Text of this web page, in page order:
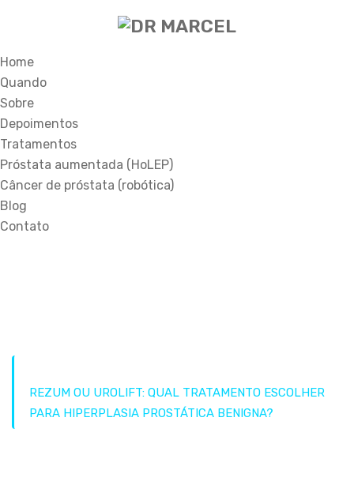
Home
Quando
Sobre
Depoimentos
Tratamentos
Próstata aumentada (HoLEP)
Câncer de próstata (robótica)
Blog
Contato
REZUM OU UROLIFT: QUAL TRATAMENTO ESCOLHER
PARA HIPERPLASIA PROSTÁTICA BENIGNA?